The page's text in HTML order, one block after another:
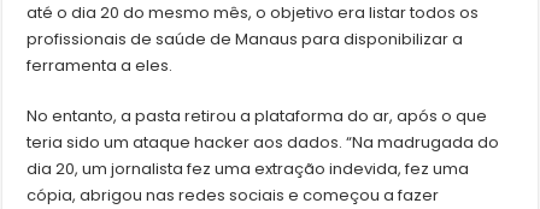
até o dia 20 do mesmo mês, o objetivo era listar todos os
profissionais de saúde de Manaus para disponibilizar a
ferramenta a eles.
No entanto, a pasta retirou a plataforma do ar, após o que
teria sido um ataque hacker aos dados. “Na madrugada do
dia 20, um jornalista fez uma extração indevida, fez uma
cópia, abrigou nas redes sociais e começou a fazer